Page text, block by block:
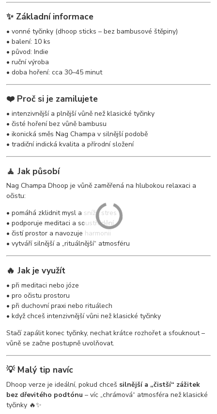
✨ Základní informace
• vonné tyčinky (dhoop sticks – bez bambusové štěpiny)
• balení: 10 ks
• původ: Indie
• ruční výroba
• doba hoření: cca 30–45 minut
❤️ Proč si je zamilujete
• intenzivnější a plnější vůně než klasické tyčinky
• čisté hoření bez vůně bambusu
• ikonická směs Nag Champa v silnější podobě
• tradiční indická kvalita a přírodní složení
🧘 Jak působí
Nag Champa Dhoop je vůně zaměřená na hlubokou relaxaci a
očistu:
• pomáhá zklidnit mysl a snížit stres
• podporuje meditaci a soustředění
• čistí prostor a navozuje harmonii
• vytváří silnější a „rituálnější“ atmosféru
🔥 Jak je využít
• při meditaci nebo józe
• pro očistu prostoru
• při duchovní praxi nebo rituálech
• když chceš intenzivnější vůni než klasické tyčinky
Stačí zapálit konec tyčinky, nechat krátce rozhořet a sfouknout –
vůně se začne postupně uvolňovat.
💡 Malý tip navíc
Dhoop verze je ideální, pokud chceš silnější a „čistší“ zážitek
bez dřevitého podtónu – víc „chrámová“ atmosféra než klasické
tyčinky 🔥✨